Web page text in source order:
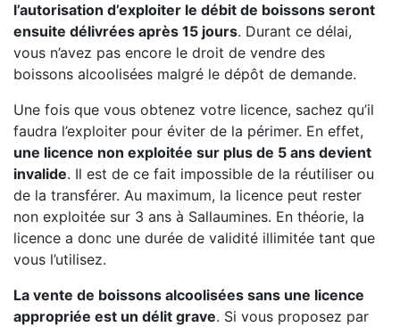
l’autorisation d’exploiter le débit de boissons seront
ensuite délivrées après 15 jours. Durant ce délai,
vous n’avez pas encore le droit de vendre des
boissons alcoolisées malgré le dépôt de demande.
Une fois que vous obtenez votre licence, sachez qu’il
faudra l’exploiter pour éviter de la périmer. En effet,
une licence non exploitée sur plus de 5 ans devient
invalide. Il est de ce fait impossible de la réutiliser ou
de la transférer. Au maximum, la licence peut rester
non exploitée sur 3 ans à Sallaumines. En théorie, la
licence a donc une durée de validité illimitée tant que
vous l’utilisez.
La vente de boissons alcoolisées sans une licence
appropriée est un délit grave. Si vous proposez par